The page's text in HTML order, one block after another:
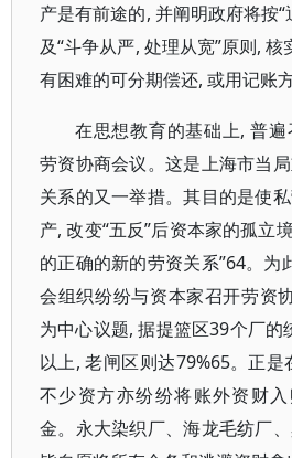
产是有前途的, 并阐明政府将按
及“斗争从严, 处理从宽”原则,
有困难的可分期偿还, 或用记账
在思想教育的基础上, 普
劳资协商会议。这是上海市当
关系的又一举措。其目的是使
产, 改变“五反”后资本家的孤立
的正确的新的劳资关系”64。为
会组织纷纷与资本家召开劳资
为中心议题, 据提篮区39个厂的
以上, 老闸区则达79%65。正
不少资方亦纷纷将账外资财
金。永大染织厂、海龙毛纺厂